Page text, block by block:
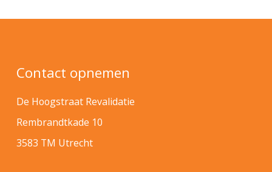
Contact opnemen
De Hoogstraat Revalidatie
Rembrandtkade 10
3583 TM Utrecht